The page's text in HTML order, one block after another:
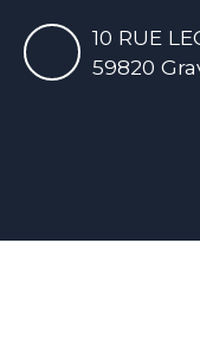
10 RUE
59820